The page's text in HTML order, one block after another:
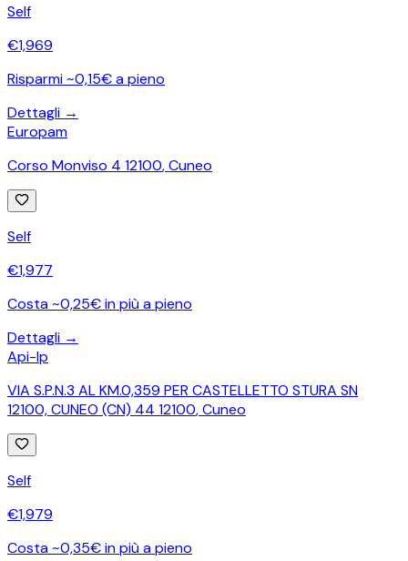
Self
€1,969
Risparmi ~0,15€ a pieno
Dettagli →
Europam
Corso Monviso 4 12100,Cuneo
Self
€1,977
Costa ~0,25€ in più a pieno
Dettagli →
Api-Ip
VIA S.P.N.3 AL KM.0,359 PER CASTELLETTO STURA SN
12100, CUNEO (CN) 44 12100,Cuneo
Self
€1,979
Costa ~0,35€ in più a pieno